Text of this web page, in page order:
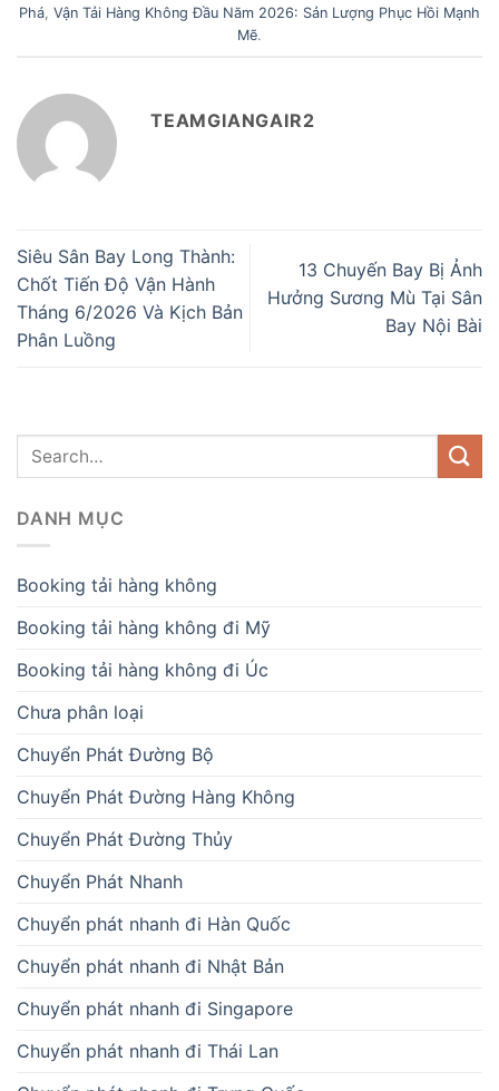
Phá Vận Tải Hàng Không Đầu Năm 2026: Sản Lượng Phục Hồi Mạnh
Mẽ.
TEAMGIANGAIR2
Siêu Sân Bay Long Thành:
Chốt Tiến Độ Vận Hành
Tháng 6/2026 Và Kịch Bản
Phân Luồng
13 Chuyến Bay Bị Ảnh
Hưởng Sương Mù Tại Sân
Bay Nội Bài
DANH MỤC
Booking tải hàng không
Booking tải hàng không đi Mỹ
Booking tải hàng không đi Úc
Chưa phân loại
Chuyển Phát Đường Bộ
Chuyển Phát Đường Hàng Không
Chuyển Phát Đường Thủy
Chuyển Phát Nhanh
Chuyển phát nhanh đi Hàn Quốc
Chuyển phát nhanh đi Nhật Bản
Chuyển phát nhanh đi Singapore
Chuyển phát nhanh đi Thái Lan